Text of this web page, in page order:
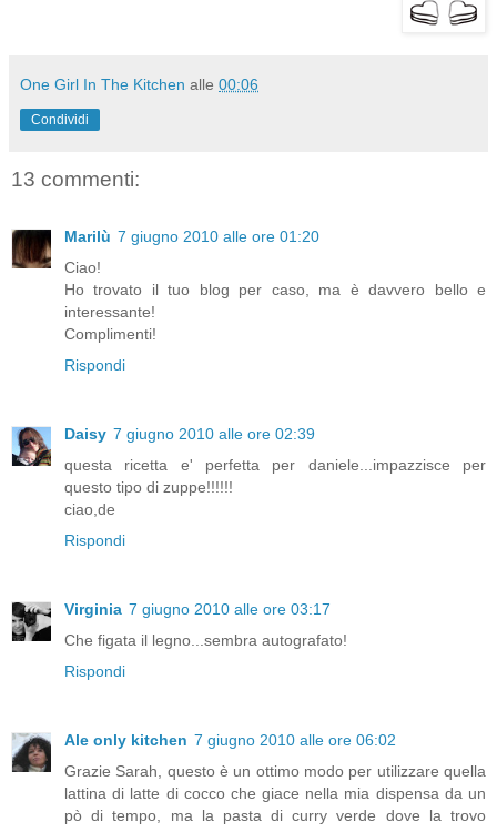
One Girl In The Kitchen alle 00:06
Condividi
13 commenti:
Marilù 7 giugno 2010 alle ore 01:20
Ciao!
Ho trovato il tuo blog per caso, ma è davvero bello e
interessante!
Complimenti!
Rispondi
Daisy 7 giugno 2010 alle ore 02:39
questa ricetta e' perfetta per daniele...impazzisce per
questo tipo di zuppe!!!!!!
ciao,de
Rispondi
Virginia 7 giugno 2010 alle ore 03:17
Che figata il legno...sembra autografato!
Rispondi
Ale only kitchen 7 giugno 2010 alle ore 06:02
Grazie Sarah, questo è un ottimo modo per utilizzare quella
lattina di latte di cocco che giace nella mia dispensa da un
pò di tempo, ma la pasta di curry verde dove la trovo